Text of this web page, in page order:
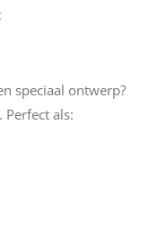
speciaal ontwerp?
als: